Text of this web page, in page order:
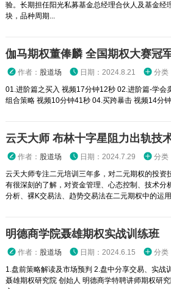
验。长期担任阳光私募基金总经理合伙人及基金经
块，品种周期...
作者： 股道场 日期：2024.8.21 分类
01.进阶篇之买入 视频17分钟12秒 02.进阶篇-学会
组合策略 视频10分钟41秒 04.买跨暴击 视频14分
作者： 股道场 日期：2024.7.29 分类
云天大师专注二元培训三年多，对二元期权的投资
有很深刻的了解，对资金管理、心态控制、技术分
分析、裸K交易法、趋势交易法在二元期权中的运
明德商学院聂雄期权实战训练班
作者： 股道场 日期：2024.6.15 分类
1.盘前策略解读及市场预判 2.盘中分享交易、实战
聂雄期权研究院 创始人 明德商学特聘讲师期权研